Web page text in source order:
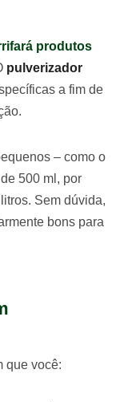
produtos
pulverizador
a fim de
– como o
500 ml, por
Sem dúvida,
bons para
que você: